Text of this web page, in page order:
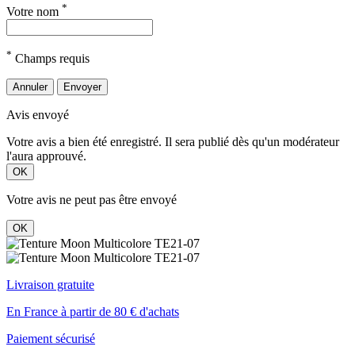
Votre nom *
* Champs requis
Annuler Envoyer
Avis envoyé
Votre avis a bien été enregistré. Il sera publié dès qu'un modérateur
l'aura approuvé.
OK
Votre avis ne peut pas être envoyé
OK
Livraison gratuite
En France à partir de 80 € d'achats
Paiement sécurisé